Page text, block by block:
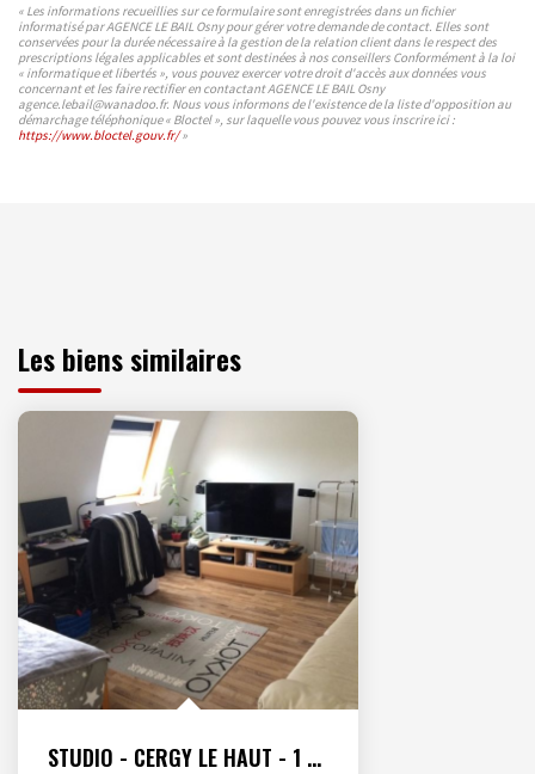
« Les informations recueillies sur ce formulaire sont enregistrées dans un fichier
informatisé par AGENCE LE BAIL Osny pour gérer votre demande de contact. Elles sont
conservées pour la durée nécessaire à la gestion de la relation client dans le respect des
prescriptions légales applicables et sont destinées à nos conseillers Conformément à la loi
« informatique et libertés », vous pouvez exercer votre droit d'accès aux données vous
concernant et les faire rectifier en contactant AGENCE LE BAIL Osny
agence.lebail@wanadoo.fr. Nous vous informons de l'existence de la liste d'opposition au
démarchage téléphonique « Bloctel », sur laquelle vous pouvez vous inscrire ici :
https://www.bloctel.gouv.fr/»
Les biens similaires
STUDIO - CERGY LE HAUT - 1 pièce(s) - 24.4 m2- Parking en...